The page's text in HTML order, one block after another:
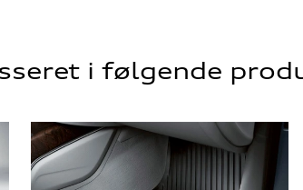
i følgende